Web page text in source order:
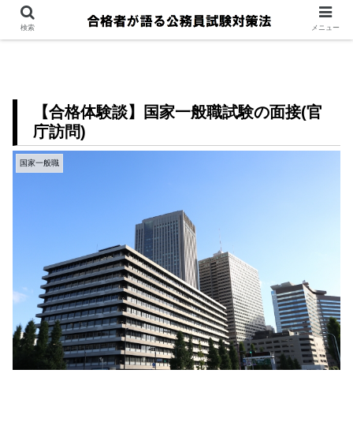
【合格体験談】国家一般職試験の面接(官
庁訪問)
国家一般職
検索 メニュー